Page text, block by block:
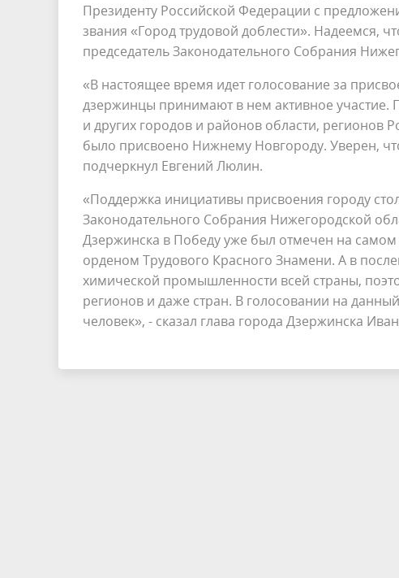
Президенту Российской Федерации с
звания «Город трудовой доблести». Надеемся,
председатель Законодательного Собрания
«В настоящее время идет голосование за
дзержинцы принимают в нем активное участие.
и других городов и районов области, регионов
было присвоено Нижнему Новгороду. Уверен,
подчеркнул Евгений Люлин.
«Поддержка инициативы присвоения городу
Законодательного Cобрания Нижегородской
Дзержинска в Победу уже был отмечен на самом
орденом Трудового Красного Знамени. А в
химической промышленности всей страны,
регионов и даже стран. В голосовании на
человек», - сказал глава города Дзержинска